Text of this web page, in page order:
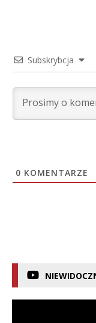
Subskrybcja
0 KOMENTARZE